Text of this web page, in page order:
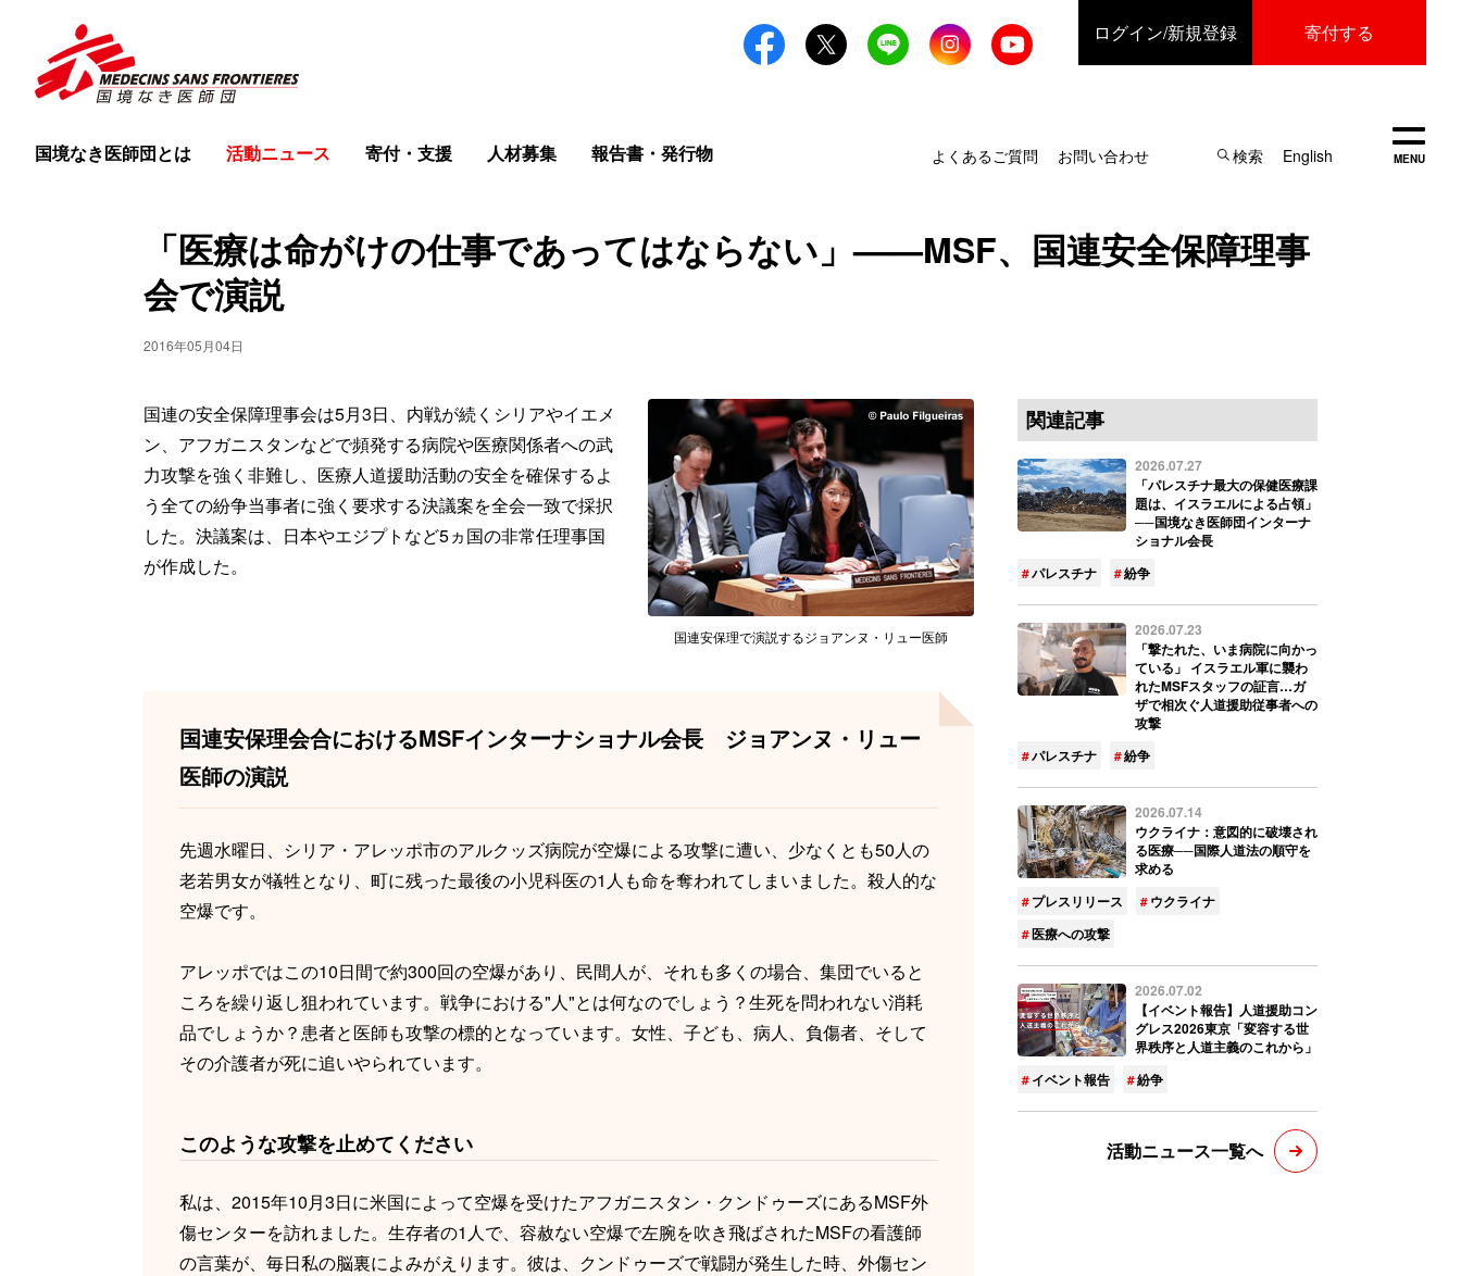
MENU
開く
国境なき医師団とは 活動ニュース 寄付・支援 人材募集 報告書・発行物
ログイン/新規登録 寄付する
よくあるご質問 お問い合わせ 検索 English
「医療は命がけの仕事であってはならない」——MSF、国連安全保障理事
会で演説
2016年05月04日
国連安保理で演説するジョアンヌ・リュー医師
国連の安全保障理事会は5月3日、内戦が続くシリアやイエメ
ン、アフガニスタンなどで頻発する病院や医療関係者への武
力攻撃を強く非難し、医療人道援助活動の安全を確保するよ
う全ての紛争当事者に強く要求する決議案を全会一致で採択
した。決議案は、日本やエジプトなど5ヵ国の非常任理事国
が作成した。
国連安保理会合におけるMSFインターナショナル会長 ジョアンヌ・リュー
医師の演説
先週水曜日、シリア・アレッポ市のアルクッズ病院が空爆による攻撃に遭い、少なくとも50人の
老若男女が犠牲となり、町に残った最後の小児科医の1人も命を奪われてしまいました。殺人的な
空爆です。
アレッポではこの10日間で約300回の空爆があり、民間人が、それも多くの場合、集団でいると
ころを繰り返し狙われています。戦争における"人"とは何なのでしょう？生死を問われない消耗
品でしょうか？患者と医師も攻撃の標的となっています。女性、子ども、病人、負傷者、そして
その介護者が死に追いやられています。
このような攻撃を止めてください
私は、2015年10月3日に米国によって空爆を受けたアフガニスタン・クンドゥーズにあるMSF外
傷センターを訪れました。生存者の1人で、容赦ない空爆で左腕を吹き飛ばされたMSFの看護師
の言葉が、毎日私の脳裏によみがえります。彼は、クンドゥーズで戦闘が発生した時、外傷セン
関連記事
2026.07.27
「パレスチナ最大の保健医療課
題は、イスラエルによる占領」
──国境なき医師団インターナ
ショナル会長
パレスチナ
紛争
2026.07.23
「撃たれた、いま病院に向かっ
ている」 イスラエル軍に襲わ
れたMSFスタッフの証言…ガ
ザで相次ぐ人道援助従事者への
攻撃
パレスチナ
紛争
2026.07.14
ウクライナ：意図的に破壊され
る医療──国際人道法の順守を
求める
プレスリリース
ウクライナ
医療への攻撃
2026.07.02
【イベント報告】人道援助コン
グレス2026東京「変容する世
界秩序と人道主義のこれから」
イベント報告
紛争
活動ニュース一覧へ